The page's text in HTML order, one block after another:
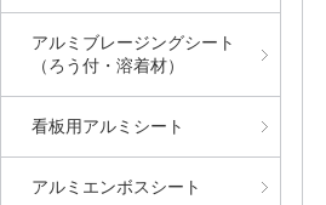
アルミブレージングシート
（ろう付・溶着材）
看板用アルミシート
アルミエンボスシート